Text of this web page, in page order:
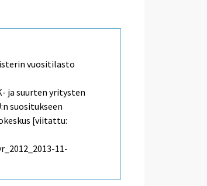
vuositilasto
ja suurten yritysten
suositukseen
[viitattu:
11-